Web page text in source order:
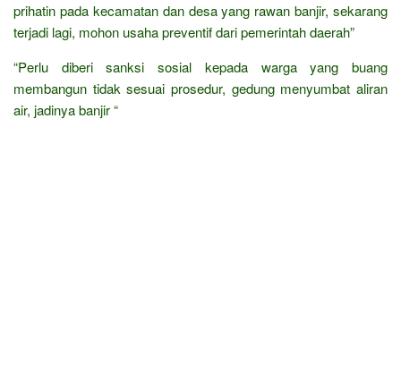
prihatin pada kecamatan dan desa yang rawan banjir, sekarang
terjadi lagi, mohon usaha preventif dari pemerintah daerah”
“Perlu diberi sanksi sosial kepada warga yang buang
membangun tidak sesuai prosedur, gedung menyumbat aliran
air, jadinya banjir “